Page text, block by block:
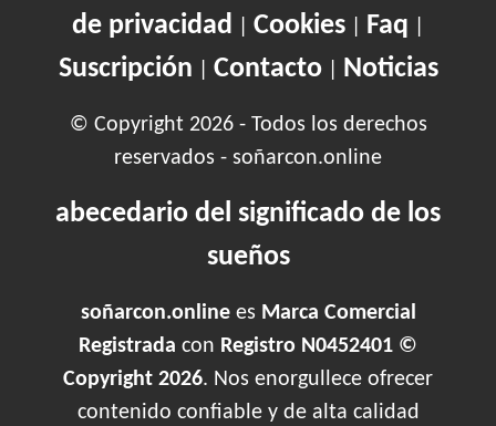
de privacidad
Cookies Faq
Suscripción Contacto| Noticias
© Copyright 2026 - Todos los derechos
reservados - soñarcon.online
abecedario del significado de los
sueños
soñarcon.onlinees Marca Comercial
Registrada con Registro N0452401 ©
Copyright 2026. Nos enorgullece ofrecer
contenido confiable y de alta calidad